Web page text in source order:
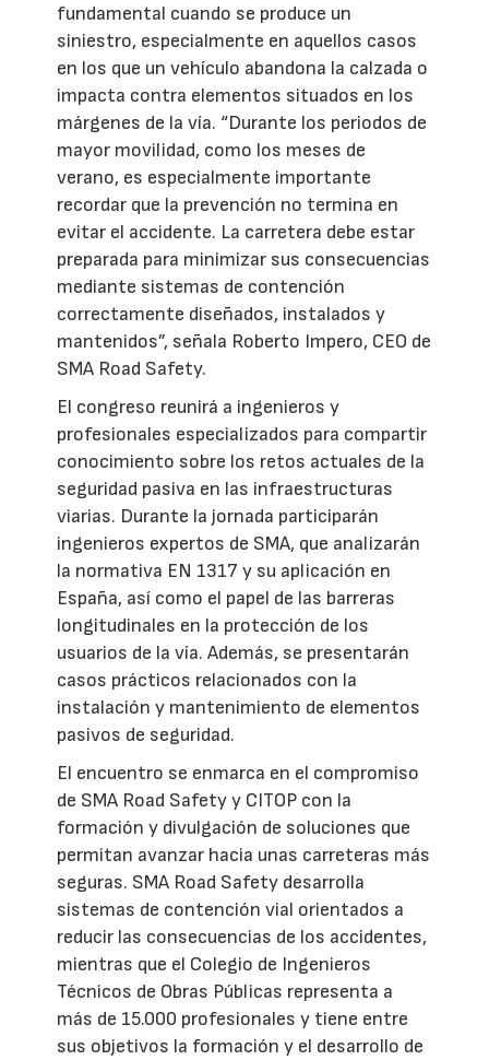
fundamental cuando se produce un
siniestro, especialmente en aquellos casos
en los que un vehículo abandona la calzada o
impacta contra elementos situados en los
márgenes de la vía. “Durante los periodos de
mayor movilidad, como los meses de
verano, es especialmente importante
recordar que la prevención no termina en
evitar el accidente. La carretera debe estar
preparada para minimizar sus consecuencias
mediante sistemas de contención
correctamente diseñados, instalados y
mantenidos”, señala Roberto Impero, CEO de
SMA Road Safety.
El congreso reunirá a ingenieros y
profesionales especializados para compartir
conocimiento sobre los retos actuales de la
seguridad pasiva en las infraestructuras
viarias. Durante la jornada participarán
ingenieros expertos de SMA, que analizarán
la normativa EN 1317 y su aplicación en
España, así como el papel de las barreras
longitudinales en la protección de los
usuarios de la vía. Además, se presentarán
casos prácticos relacionados con la
instalación y mantenimiento de elementos
pasivos de seguridad.
El encuentro se enmarca en el compromiso
de SMA Road Safety y CITOP con la
formación y divulgación de soluciones que
permitan avanzar hacia unas carreteras más
seguras. SMA Road Safety desarrolla
sistemas de contención vial orientados a
reducir las consecuencias de los accidentes,
mientras que el Colegio de Ingenieros
Técnicos de Obras Públicas representa a
más de 15.000 profesionales y tiene entre
sus objetivos la formación y el desarrollo de